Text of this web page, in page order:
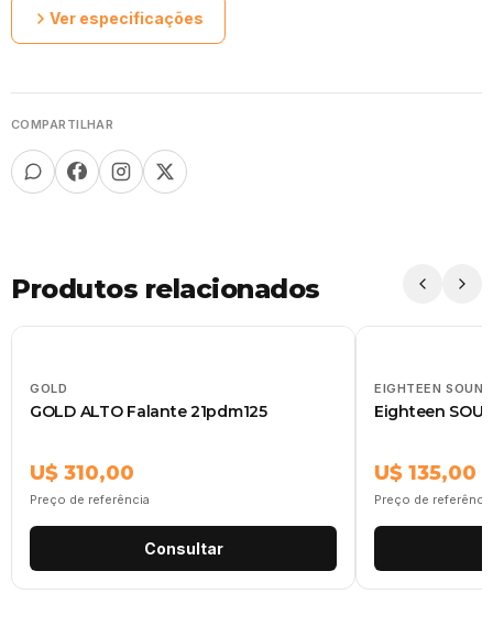
Ver especificações
COMPARTILHAR
Produtos relacionados
GOLD
GOLD ALTO Falante 21pdm125
U$ 310,00
Preço de referência
Consultar
EIGHTEEN SOUND
Eighteen
U$ 135,00
Preço de referência